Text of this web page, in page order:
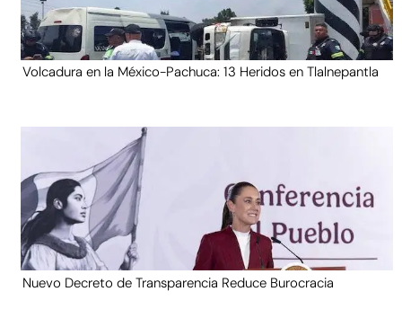
Volcadura en la México-Pachuca: 13 Heridos en Tlalnepantla
Nuevo Decreto de Transparencia Reduce Burocracia